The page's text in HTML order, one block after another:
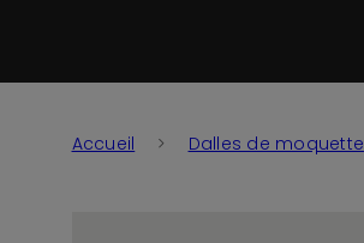
Accueil Dalles de moquette